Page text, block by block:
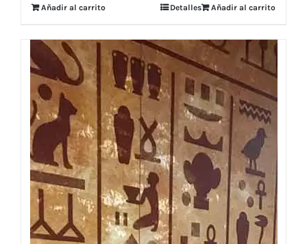
Añadir al carrito Añadir al carrito
Detalles